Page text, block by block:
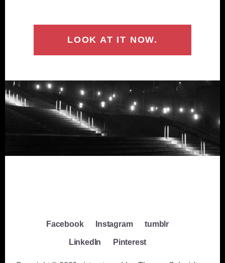
LOOK AT IT NOW.
Facebook Instagram tumblr
LinkedIn Pinterest